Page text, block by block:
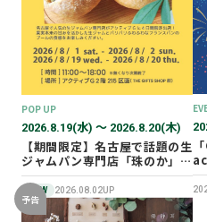
POP UP
2026.8.19(水) 〜 2026.8.20(木)
【期間限定】名古屋で話題の生
ジャムパン専門店「珠のか」
POP UP SHOP
NEW 2026.08.02UP
予告